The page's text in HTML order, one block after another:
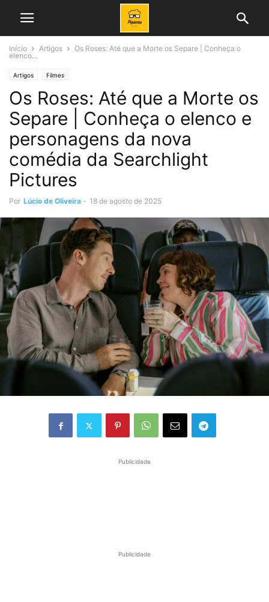
Início Artigos
Os Roses: Até que a Morte os Separe | Conheça o
elenco...
Artigos Filmes
Os Roses: Até que a Morte os
Separe | Conheça o elenco e
personagens da nova
comédia da Searchlight
Pictures
Por Lúcio de Oliveira - 18 de agosto de 2025
Publicidade
Publicidade